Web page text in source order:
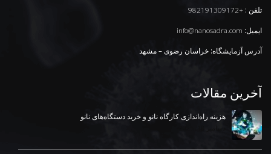
تلفن : +982191309172
ایمیل: info@nanosadra.com
آدرس آزمایشگاه: خراسان رضوی – مشهد
آخرین مقالات
هزینه راه‌اندازی کارگاه نانو و خرید دستگاه‌های نانو